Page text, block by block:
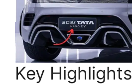
Key Highlights